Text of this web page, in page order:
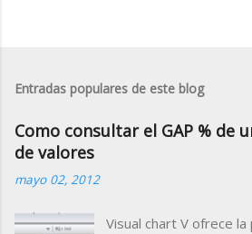
Entradas populares de este blog
Como consultar el GAP % de
de valores
mayo 02, 2012
Visual chart V ofrece